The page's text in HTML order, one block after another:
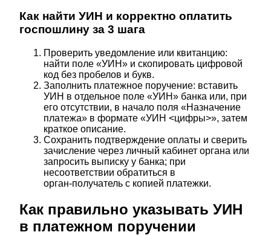
Как найти УИН и корректно оплатить
госпошлину за 3 шага
Проверить уведомление или квитанцию:
найти поле «УИН» и скопировать цифровой
код без пробелов и букв.
Заполнить платежное поручение: вставить
УИН в отдельное поле «УИН» банка или, при
его отсутствии, в начало поля «Назначение
платежа» в формате «УИН <цифры>», затем
краткое описание.
Сохранить подтверждение оплаты и сверить
зачисление через личный кабинет органа или
запросить выписку у банка; при
несоответствии обратиться в
орган‑получатель с копией платежки.
Как правильно указывать УИН
в платежном поручении